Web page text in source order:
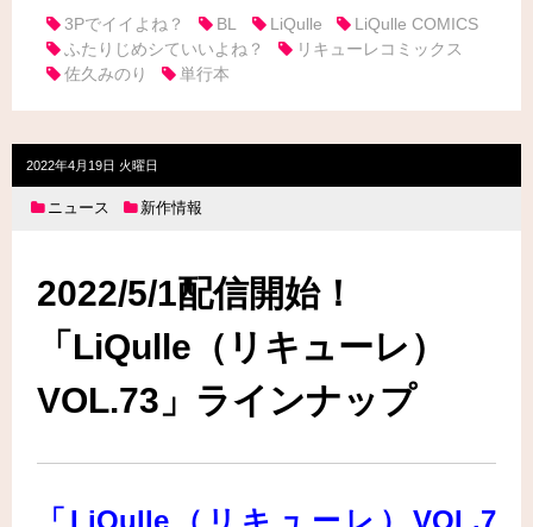
3Pでイイよね？ BL LiQulle
LiQulle COMICS
ふたりじめシていいよね？
リキューレコミックス
佐久みのり
単行本
2022年4月19日 火曜日
ニュース 新作情報
2022/5/1配信開始！
「LiQulle（リキューレ）
VOL.73」ラインナップ
「LiQulle（リキューレ）VOL.7